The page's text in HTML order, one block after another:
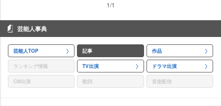
1/1
芸能人事典
芸能人TOP 記事 作品
ランキング情報 TV出演 ドラマ出演
CM出演 歌詞 音楽配信